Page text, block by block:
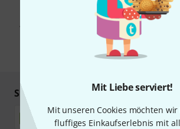
Mit Liebe serviert!
Mit unseren Cookies möchten
fluffiges Einkaufserlebnis mit
Mit Klick auf „Jetzt anmelden“ stimmen Sie
Werbung und einer Messung des E-Mail-
Abmeldung ist jederzeit möglich. Weitere
unseren
Datenschutzhinweisen
* Pflichtfeld
Sicher einkaufen & bezahlen